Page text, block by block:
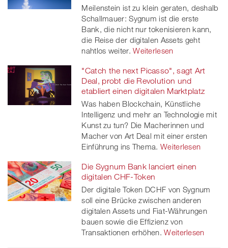
Meilenstein ist zu klein geraten, deshalb
Schallmauer: Sygnum ist die erste
Bank, die nicht nur tokenisieren kann,
die Reise der digitalen Assets geht
nahtlos weiter. Weiterlesen
"Catch the next Picasso", sagt Art
Deal, probt die Revolution und
etabliert einen digitalen Marktplatz
Was haben Blockchain, Künstliche
Intelligenz und mehr an Technologie mit
Kunst zu tun? Die Macherinnen und
Macher von Art Deal mit einer ersten
Einführung ins Thema. Weiterlesen
Die Sygnum Bank lanciert einen
digitalen CHF-Token
Der digitale Token DCHF von Sygnum
soll eine Brücke zwischen anderen
digitalen Assets und Fiat-Währungen
bauen sowie die Effizienz von
Transaktionen erhöhen. Weiterlesen